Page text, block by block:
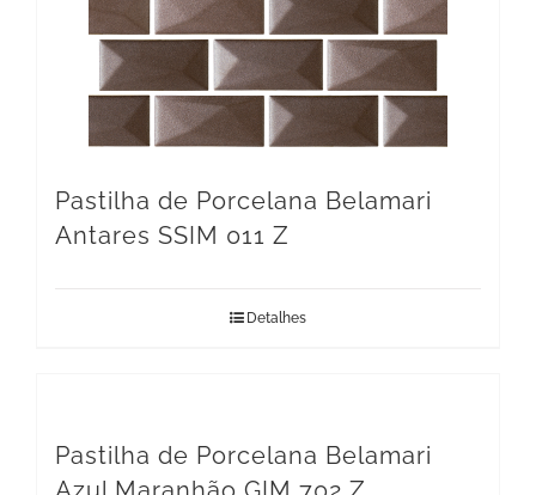
Pastilha de Porcelana Belamari
Antares SSIM 011 Z
Detalhes
Pastilha de Porcelana Belamari